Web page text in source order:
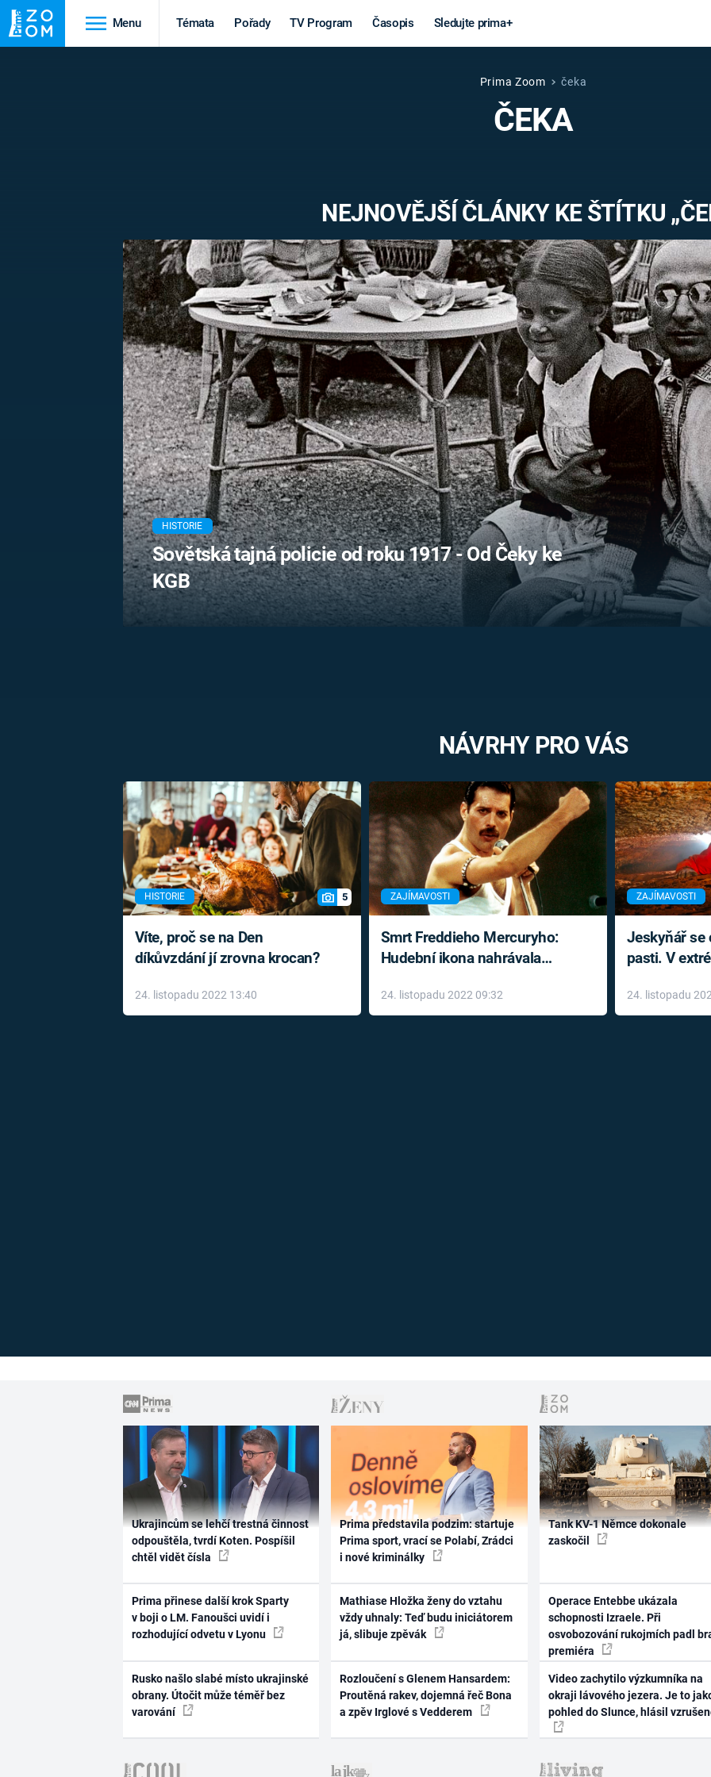
Menu Témata Pořady TV Program Časopis Sledujte prima+
STAROVĚKÝ EGYPT
Věda a
technika
MARS
VÁLEČNÉ
světová válka
PRVNÍ SVĚTOVÁ
Výročí
MARIE TEREZIE
NAPOLEON
BONAPARTE
BRITSKÁ
KRÁLOVSKÁ
RODINA
Záhady a
konspirace
UFO A
MIMOZEMŠŤANÉ
UTAJENÉ PŘÍBĚHY
ČESKÝCH DĚJIN
ALTERNATIVNÍ
HISTORIE
FILMY
REALITA
HORORY
REALITA
OPTICKÉ
KLAMY
Prima Zoom čeka
ČEKA
NEJNOVĚJŠÍ ČLÁNKY KE ŠTÍTKU
HISTORIE
Sovětská tajná policie od roku 1917 - Od Čeky ke
KGB
NÁVRHY PRO VÁS
HISTORIE 5
Víte, proč se na Den
díkůvzdání jí zrovna krocan?
24. listopadu 2022 13:40
ZAJÍMAVOSTI
Smrt Freddieho Mercuryho:
Hudební ikona nahrávala
léky
24. listopadu 2022 09:32
ZAJÍMAVOSTI
Jeskyňář se
pasti. V
24. listopadu
Ukrajincům se lehčí trestná činnost
odpouštěla, tvrdí Koten. Pospíšil
chtěl vidět čísla
Prima přinese další krok Sparty
v boji o LM. Fanoušci uvidí i
rozhodující odvetu v Lyonu
Rusko našlo slabé místo ukrajinské
obrany. Útočit může téměř bez
varování
Prima představila podzim: startuje
Prima sport, vrací se Polabí, Zrádci
i nové kriminálky
Mathiase Hložka ženy do vztahu
vždy uhnaly: Teď budu iniciátorem
já, slibuje zpěvák
Rozloučení s Glenem Hansardem:
Proutěná rakev, dojemná řeč Bona
a zpěv Irglové s Vedderem
Tank KV-1 Němce dokonale
zaskočil
Operace Entebbe ukázala
schopnosti Izraele. Při
osvobozování rukojmích padl
premiéra
Video zachytilo výzkumníka na
okraji lávového jezera. Je to
pohled do Slunce, hlásil